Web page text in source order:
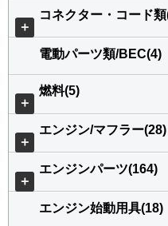
＋
コネクター・コード
電動パーツ類/BEC(4)
＋
燃料(5)
＋
エンジン/マフラー(28)
＋
エンジンパーツ(164)
エンジン始動用具(18)